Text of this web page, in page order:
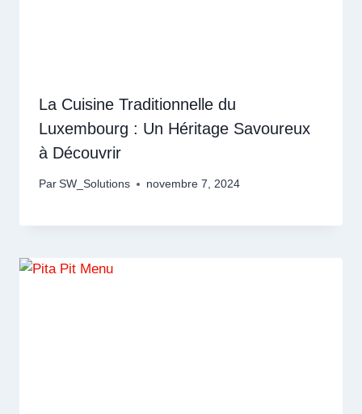
La Cuisine Traditionnelle du
Luxembourg : Un Héritage Savoureux
à Découvrir
Par SW_Solutions novembre 7, 2024